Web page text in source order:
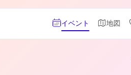
イベント 地図